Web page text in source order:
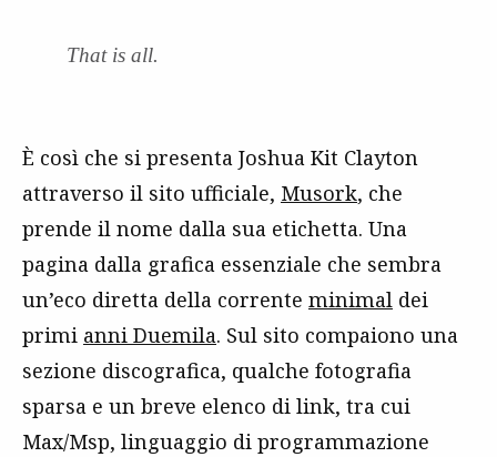
That is all.
È così che si presenta Joshua Kit Clayton
attraverso il sito ufficiale, Musork, che
prende il nome dalla sua etichetta. Una
pagina dalla grafica essenziale che sembra
un’eco diretta della corrente minimal dei
primi anni Duemila. Sul sito compaiono una
sezione discografica, qualche fotografia
sparsa e un breve elenco di link, tra cui
Max/Msp, linguaggio di programmazione